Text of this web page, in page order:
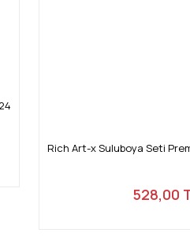
Rich Art-x Suluboya Seti
528,00